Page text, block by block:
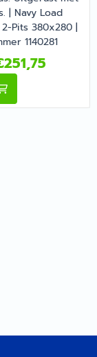
RVS 2-Pits
| Navy Load
Pits 380x280 |
1140281
voor 251,75
voor Navy